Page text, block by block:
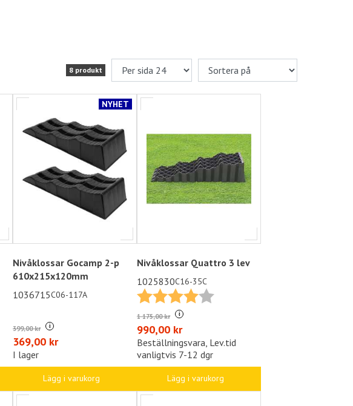
8 produkt
NYHET
Nivåklossar Gocamp 2-p
610x215x120mm
1036715C06-117A
399,00 kr i
369,00 kr
I lager
Lägg i varukorg
Nivåklossar Quattro 3 lev
1025830C16-35C
Betyg: 4.0 utav 5 stjärnor
1 175,00 kr i
990,00 kr
Beställningsvara, Lev.tid
vanligtvis 7-12 dgr
Lägg i varukorg